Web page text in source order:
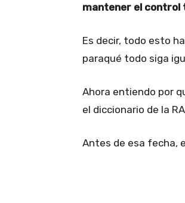
mantener el control
Es decir, todo esto
paraqué todo siga
Ahora entiendo por
el diccionario de la
Antes de esa fecha,